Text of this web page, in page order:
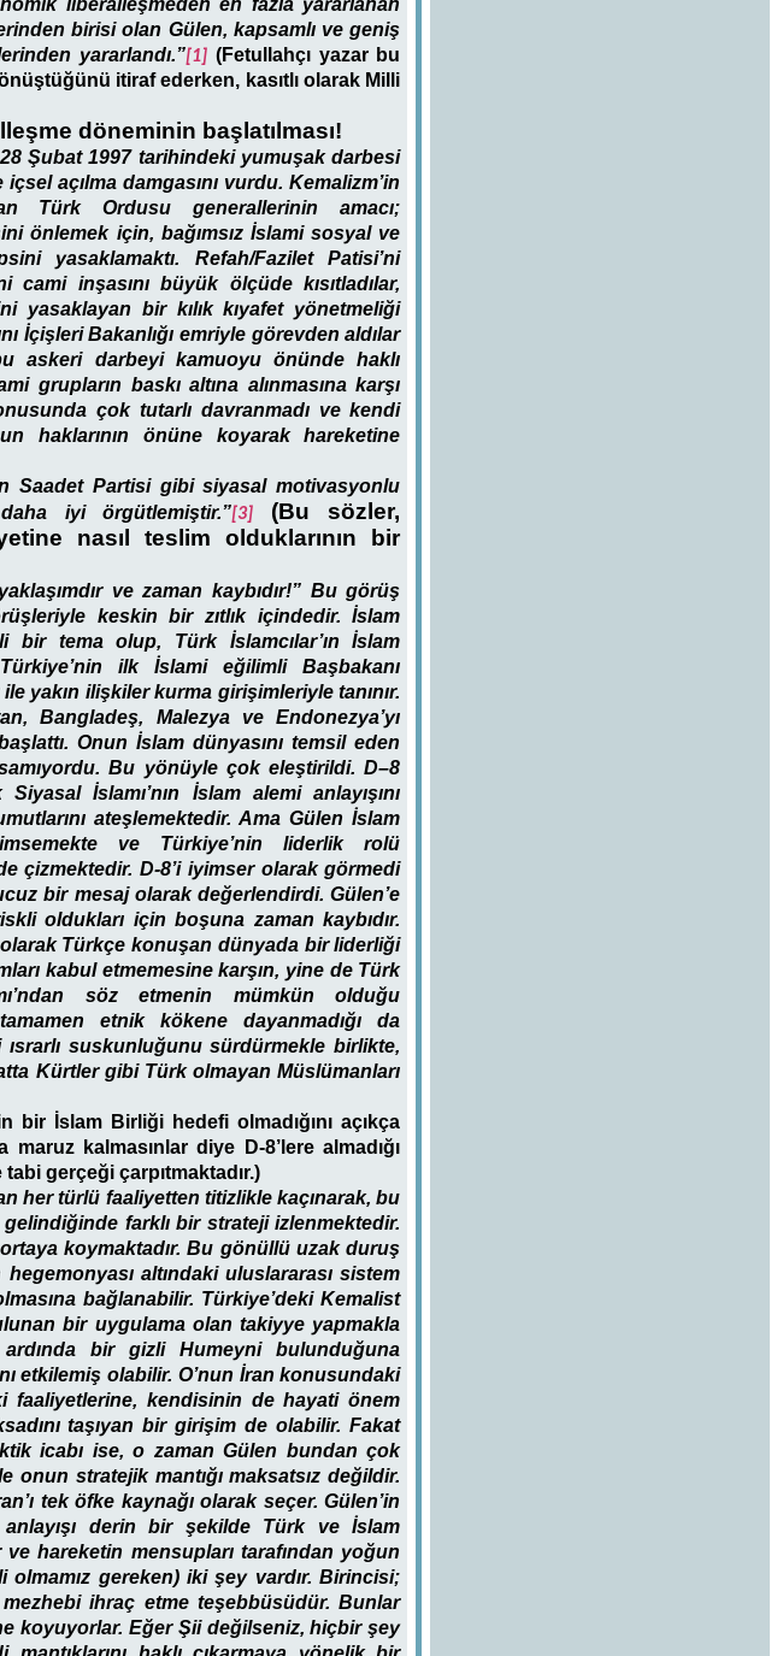
birisi olan Gülen, kapsamlı ve geniş
yararlandı.”[1] (Fetullahçı yazar bu
itiraf ederken, kasıtlı olarak Milli
döneminin başlatılması!
Şubat 1997 tarihindeki yumuşak darbesi
açılma damgasını vurdu. Kemalizm’in
Türk Ordusu generallerinin amacı;
önlemek için, bağımsız İslami sosyal ve
yasaklamaktı. Refah/Fazilet Patisi’ni
cami inşasını büyük ölçüde kısıtladılar,
yasaklayan bir kılık kıyafet yönetmeliği
İçişleri Bakanlığı emriyle görevden aldılar
askeri darbeyi kamuoyu önünde haklı
grupların baskı altına alınmasına karşı
çok tutarlı davranmadı ve kendi
haklarının önüne koyarak hareketine
Saadet Partisi gibi siyasal motivasyonlu
iyi örgütlemiştir.”[3]
(Bu sözler,
nasıl teslim olduklarının bir
ve zaman kaybıdır!” Bu görüş
keskin bir zıtlık içindedir. İslam
bir tema olup, Türk İslamcılar’ın İslam
ilk İslami eğilimli Başbakanı
yakın ilişkiler kurma girişimleriyle tanınır.
Bangladeş, Malezya ve Endonezya’yı
Onun İslam dünyasını temsil eden
Bu yönüyle çok eleştirildi. D–8
İslamı’nın İslam alemi anlayışını
ateşlemektedir. Ama Gülen İslam
ve Türkiye’nin liderlik rolü
çizmektedir. D-8’i iyimser olarak görmedi
bir mesaj olarak değerlendirdi. Gülen’e
oldukları için boşuna zaman kaybıdır.
olarak Türkçe konuşan dünyada bir liderliği
kabul etmemesine karşın, yine de Türk
söz etmenin mümkün olduğu
etnik kökene dayanmadığı da
suskunluğunu sürdürmekle birlikte,
Kürtler gibi Türk olmayan Müslümanları
bir İslam Birliği hedefi olmadığını açıkça
kalmasınlar diye D-8’lere almadığı
gerçeği çarpıtmaktadır.)
her türlü faaliyetten titizlikle kaçınarak, bu
gelindiğinde farklı bir strateji izlenmektedir.
koymaktadır. Bu gönüllü uzak duruş
altındaki uluslararası sistem
bağlanabilir. Türkiye’deki Kemalist
bir uygulama olan takiyye yapmakla
ardında bir gizli Humeyni bulunduğuna
etkilemiş olabilir. O’nun İran konusundaki
faaliyetlerine, kendisinin de hayati önem
taşıyan bir girişim de olabilir. Fakat
icabı ise, o zaman Gülen bundan çok
stratejik mantığı maksatsız değildir.
tek öfke kaynağı olarak seçer. Gülen’in
derin bir şekilde Türk ve İslam
hareketin mensupları tarafından yoğun
gereken) iki şey vardır. Birincisi;
ihraç etme teşebbüsüdür. Bunlar
koyuyorlar. Eğer Şii değilseniz, hiçbir şey